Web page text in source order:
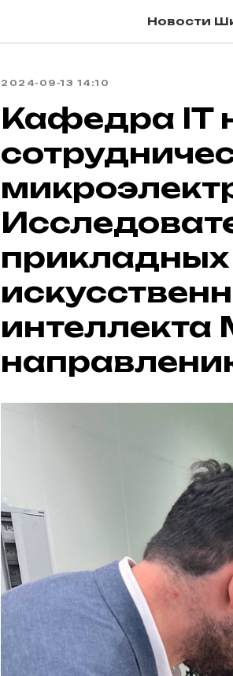
Новости
2024-09-13 14:10
Кафедра IT
прикладных